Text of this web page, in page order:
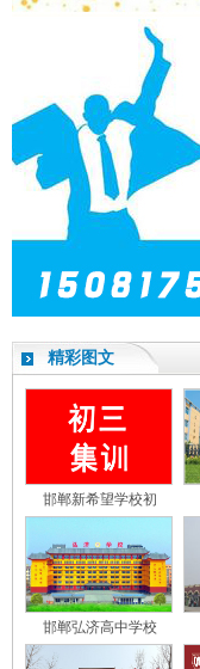
精彩图文
邯郸新希望学校初
邯郸弘济高中学校